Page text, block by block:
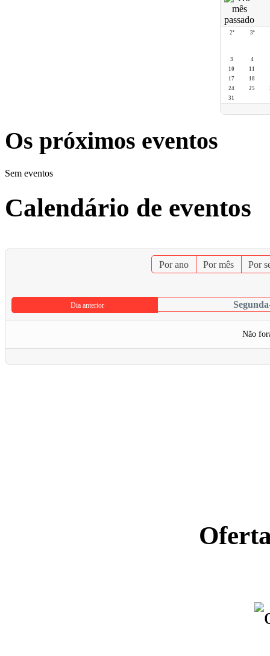
2ª 3ª
3
4
10
11
17
18
24
25
31
Os próximos eventos
Sem eventos
Calendário de eventos
Por ano Por mês Por
Dia anterior
Não